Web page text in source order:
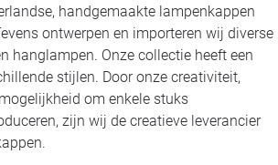
handgemaakte lampenkappen
ontwerpen en importeren wij diverse
hanglampen. Onze collectie heeft een
stijlen. Door onze creativiteit,
om enkele stuks
zijn wij de creatieve leverancier